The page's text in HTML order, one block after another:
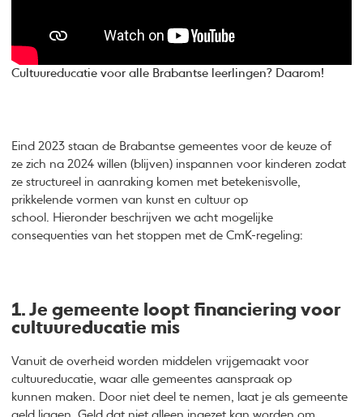
Cultuureducatie voor alle Brabantse leerlingen? Daarom!
Eind 2023 staan de Brabantse gemeentes voor de keuze of
ze zich na 2024 willen (blijven) inspannen voor kinderen zodat
ze structureel in aanraking komen met betekenisvolle,
prikkelende vormen van kunst en cultuur op
school. Hieronder beschrijven we acht mogelijke
consequenties van het stoppen met de CmK-regeling:
1. Je gemeente loopt financiering voor
cultuureducatie mis
Vanuit de overheid worden middelen vrijgemaakt voor
cultuureducatie, waar alle gemeentes aanspraak op
kunnen maken. Door niet deel te nemen, laat je als gemeente